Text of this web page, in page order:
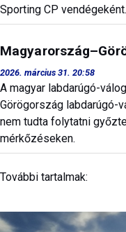
Sporting CP vendégeként.
2026. március 31. 20:58
A magyar labdarúgó-
Görögország labdarúgó-
nem tudta folytatni
mérkőzéseken.
További tartalmak: